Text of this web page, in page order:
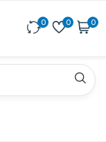
0 0 0